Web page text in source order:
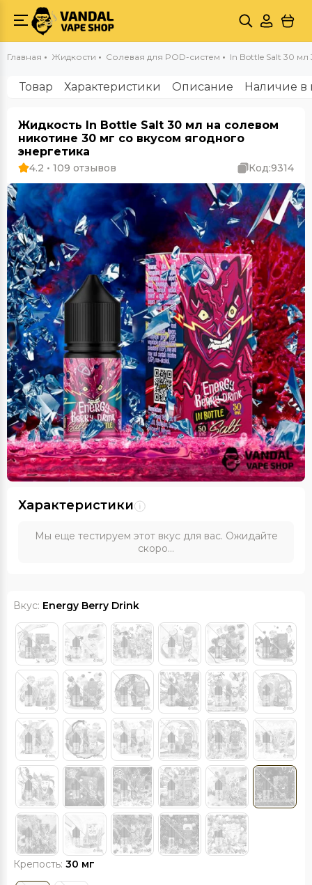
Главная Жидкости Солевая для POD-систем In Bottle Salt 30 мл
Товар Характеристики Описание Наличие в
Жидкость In Bottle Salt 30 мл на солевом
никотине 30 мг со вкусом ягодного
энергетика
4.2 • 109 отзывов Код:9314
Характеристики
Мы еще тестируем этот вкус для вас. Ожидайте
скоро...
Вкус: Energy Berry Drink
Крепость: 30 мг